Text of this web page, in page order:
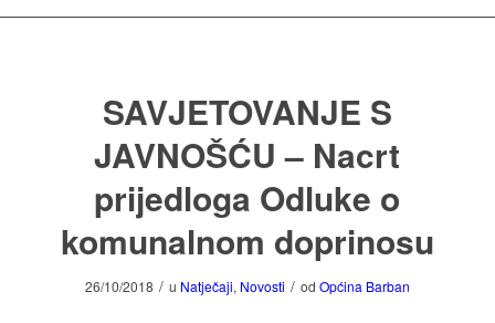
SAVJETOVANJE S
JAVNOŠĆU – Nacrt
prijedloga Odluke o
komunalnom doprinosu
26/10/2018 / u Natječaji, Novosti / od Općina Barban